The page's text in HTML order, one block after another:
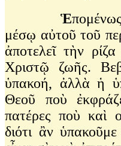
Ἑ
μέσῳ αὐτοῦ τοῦ
ἀποτελεῖ τὴν
Χριστῷ ζωῆς.
ὑπακοή, ἀλλὰ ἡ
Θεοῦ ποὺ
πατέρες ποὺ καὶ
διότι ἂν